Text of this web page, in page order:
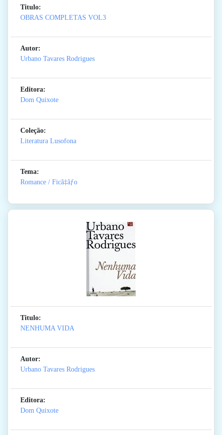
Titulo:
OBRAS COMPLETAS VOL3
Autor:
Urbano Tavares Rodrigues
Editora:
Dom Quixote
Coleção:
Literatura Lusofona
Tema:
Romance / Ficã‡ãƒo
Titulo:
NENHUMA VIDA
Autor:
Urbano Tavares Rodrigues
Editora:
Dom Quixote